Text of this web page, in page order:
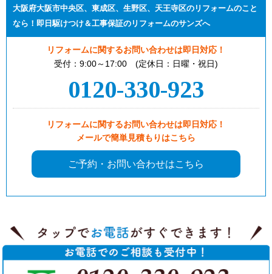
大阪府大阪市中央区、東成区、生野区、天王寺区のリフォームのこと
なら！即日駆けつけ＆工事保証のリフォームのサンズへ
リフォームに関するお問い合わせは即日対応！
受付：9:00～17:00 (定休日：日曜・祝日)
0120-330-923
リフォームに関するお問い合わせは即日対応！
メールで簡単見積もりはこちら
ご予約・お問い合わせはこちら